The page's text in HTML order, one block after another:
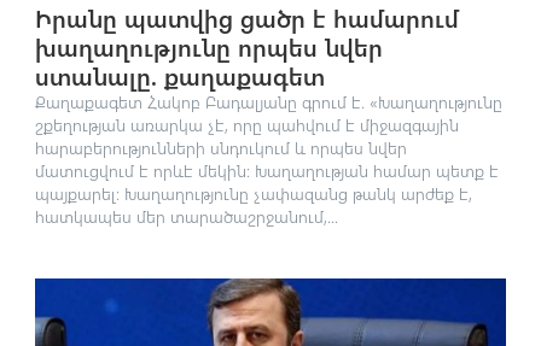
Իրանը պատվից ցածր է համարում
խաղաղությունը որպես նվեր
ստանալը. քաղաքագետ
Քաղաքագետ Հակոբ Բադալյանը գրում է. «Խաղաղությունը
շքեղության առարկա չէ, որը պահվում է միջազգային
հարաբերությունների սնդուկում և որպես նվեր
մատուցվում է որևէ մեկին։ Խաղաղության համար պետք է
պայքարել։ Խաղաղությունը չափազանց թանկ արժեք է,
հատկապես մեր տարածաշրջանում,...